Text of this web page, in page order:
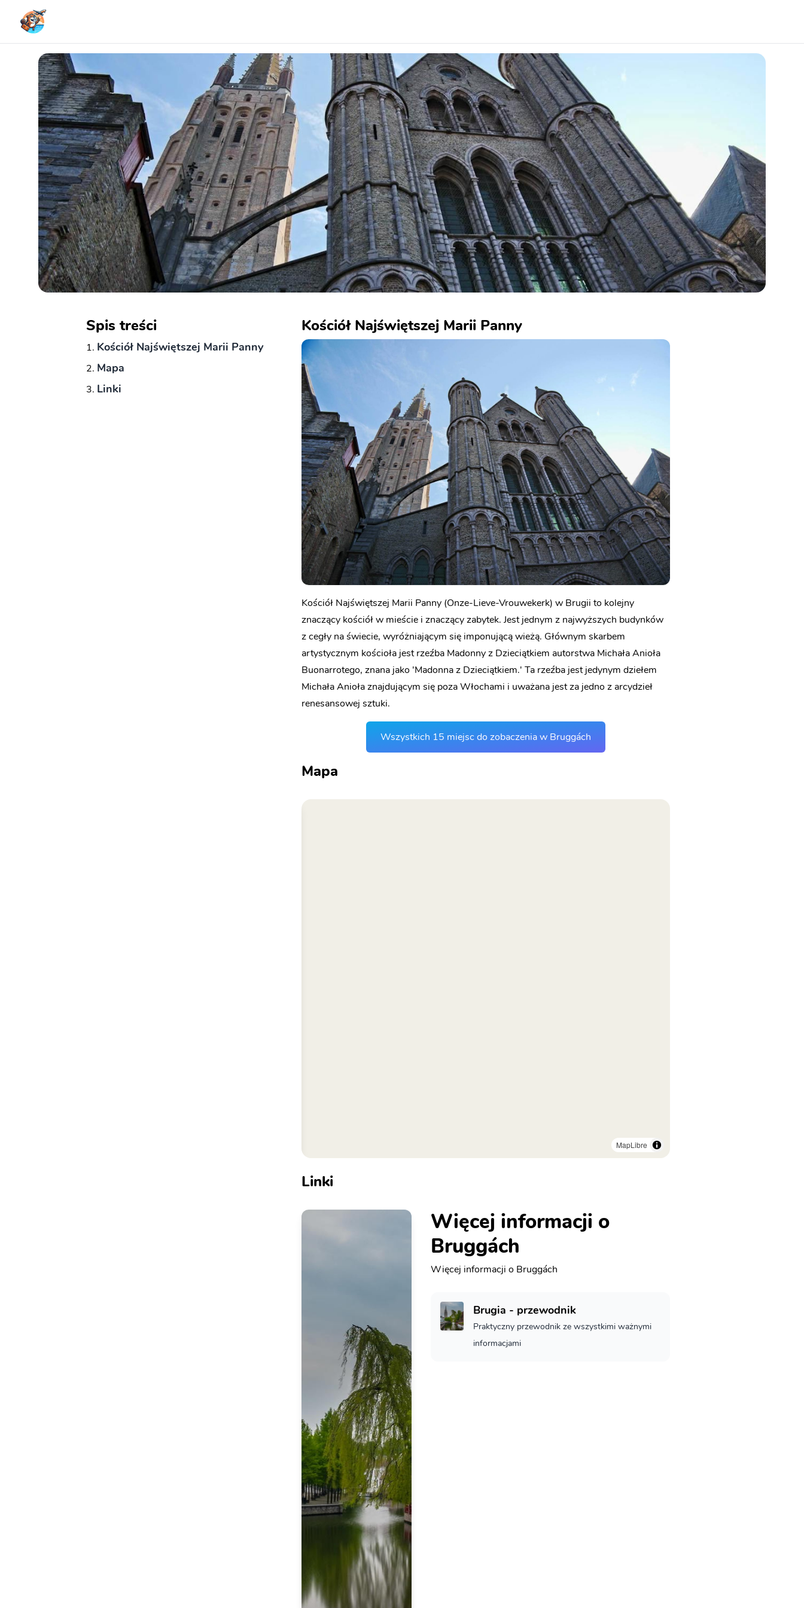
Spis treści
Kościół Najświętszej Marii Panny
Mapa
Linki
Kościół Najświętszej Marii Panny
Kościół Najświętszej Marii Panny (Onze-Lieve-Vrouwekerk) w Brugii to kolejny
znaczący kościół w mieście i znaczący zabytek. Jest jednym z najwyższych budynków
z cegły na świecie, wyróżniającym się imponującą wieżą. Głównym skarbem
artystycznym kościoła jest rzeźba Madonny z Dzieciątkiem autorstwa Michała Anioła
Buonarrotego, znana jako 'Madonna z Dzieciątkiem.' Ta rzeźba jest jedynym dziełem
Michała Anioła znajdującym się poza Włochami i uważana jest za jedno z arcydzieł
renesansowej sztuki.
Wszystkich 15 miejsc do zobaczenia w Bruggách
Mapa
MapLibre
Linki
Więcej informacji o
Bruggách
Więcej informacji o Bruggách
Brugia - przewodnik
Praktyczny przewodnik ze wszystkimi ważnymi
informacjami